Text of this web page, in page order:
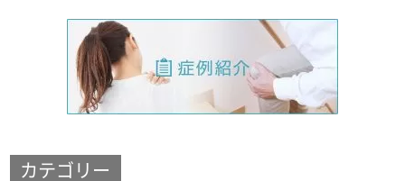
カテゴリー